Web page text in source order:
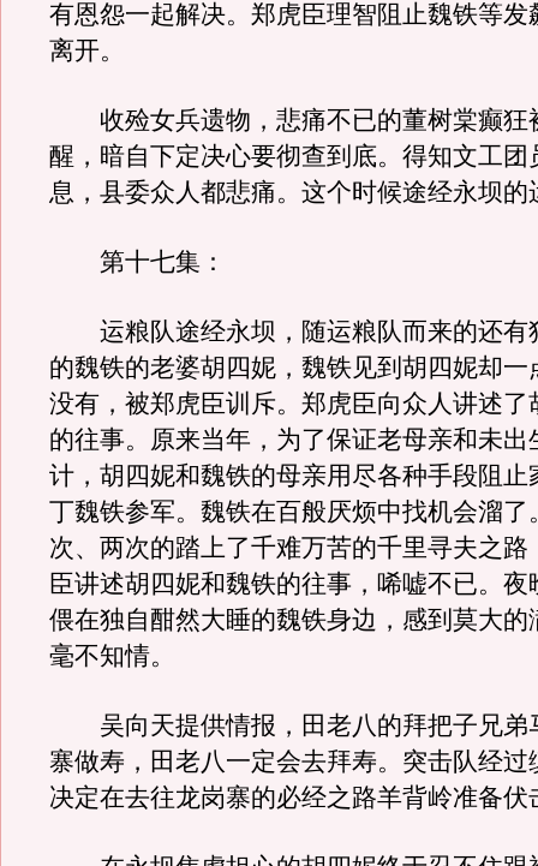
有恩怨一起解决。郑虎臣理智阻止魏铁等发
离开。
收殓女兵遗物，悲痛不已的董树棠癫狂
醒，暗自下定决心要彻查到底。得知文工团
息，县委众人都悲痛。这个时候途经永坝的
第十七集：
运粮队途经永坝，随运粮队而来的还有
的魏铁的老婆胡四妮，魏铁见到胡四妮却一
没有，被郑虎臣训斥。郑虎臣向众人讲述了
的往事。原来当年，为了保证老母亲和未出
计，胡四妮和魏铁的母亲用尽各种手段阻止
丁魏铁参军。魏铁在百般厌烦中找机会溜了
次、两次的踏上了千难万苦的千里寻夫之路
臣讲述胡四妮和魏铁的往事，唏嘘不已。夜
偎在独自酣然大睡的魏铁身边，感到莫大的
毫不知情。
吴向天提供情报，田老八的拜把子兄弟
寨做寿，田老八一定会去拜寿。突击队经过
决定在去往龙岗寨的必经之路羊背岭准备伏